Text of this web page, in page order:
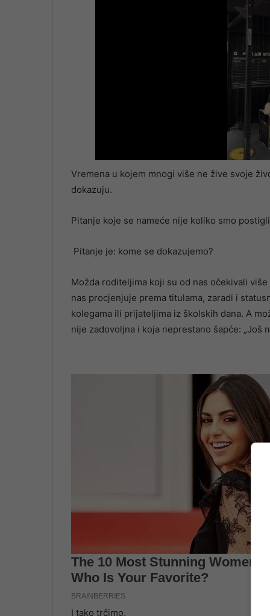
Vremena u kojem mnogi više ne žive svoje
dokazuju.
Pitanje koje se nameće nije koliko smo
Pitanje je: kome se dokazujemo?
Možda roditeljima koji su od nas očekivali
nas procjenjuje prema titulama, zaradi i
kolegama ili prijateljima iz školskih dana. A
nije zadovoljna i koja neprestano šapće: „Još
I tako trčimo.